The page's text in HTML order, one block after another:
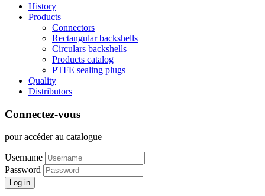
History
Products
Connectors
Rectangular backshells
Circulars backshells
Products catalog
PTFE sealing plugs
Quality
Distributors
Connectez-vous
pour accéder au catalogue
Username
Password
Log in